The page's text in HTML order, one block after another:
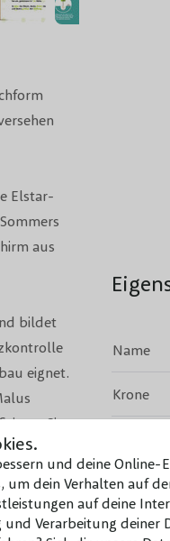
und deine
um dein Verhalten auf
auf deine
Verarbeitung deiner
Elstar-
aus
bildet
eignet.
Sie
Name
Krone
Toxizität